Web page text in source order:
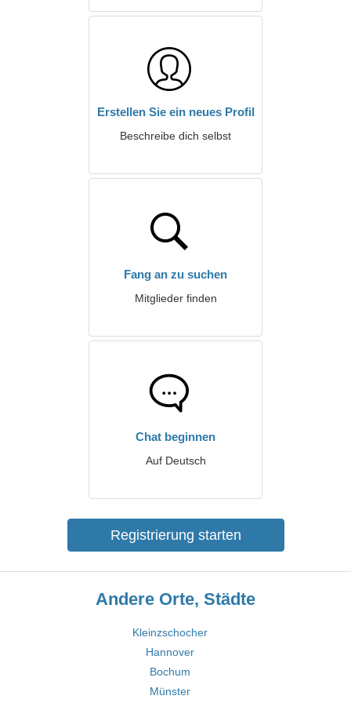
Erstellen Sie ein neues Profil
Beschreibe dich selbst
Fang an zu suchen
Mitglieder finden
Chat beginnen
Auf Deutsch
Registrierung starten
Andere Orte, Städte
Kleinzschocher
Hannover
Bochum
Münster